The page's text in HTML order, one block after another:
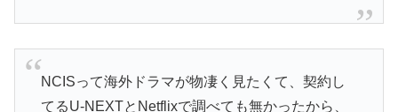
NCISって海外ドラマが物凄く見たくて、契約し
てるU-NEXTとNetflixで調べても無かったから、